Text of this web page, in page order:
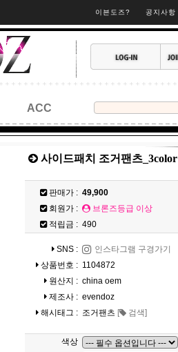
이븐도즈? 공지사항
ACC
사이드패치 조거팬츠_3color
판매가 : 49,900
회원가 :
브론즈등급 이상
적립금 : 490
SNS :
인스타그램 구경가기
상품번호 : 1104872
원산지 : china oem
제조사 : evendoz
해시태그 : 조거팬츠 [ 검색]
색상